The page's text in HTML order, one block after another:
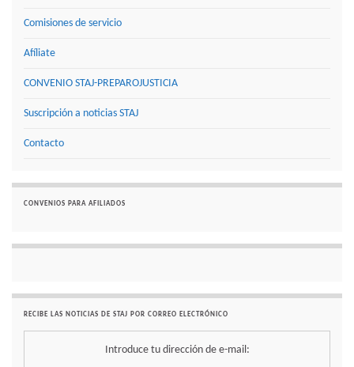
Comisiones de servicio
Afíliate
CONVENIO STAJ-PREPAROJUSTICIA
Suscripción a noticias STAJ
Contacto
CONVENIOS PARA AFILIADOS
RECIBE LAS NOTICIAS DE STAJ POR CORREO ELECTRÓNICO
Introduce tu dirección de e-mail: